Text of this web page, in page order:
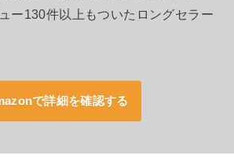
ー130件以上もついたロングセラー
で詳細を確認する